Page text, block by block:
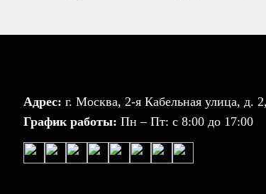
Адрес: г. Москва, 2-я Кабельная улица, д.
График работы: Пн – Пт: с 8:00 до 17:00